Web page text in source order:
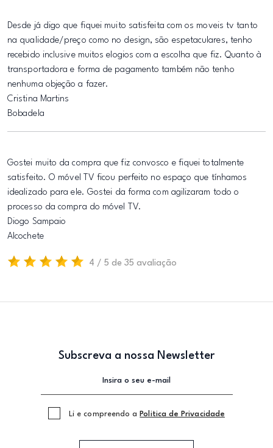
Desde já digo que fiquei muito satisfeita com os moveis tv tanto
na qualidade/preço como no design, são espetaculares, tenho
recebido inclusive muitos elogios com a escolha que fiz. Quanto à
transportadora e forma de pagamento também não tenho
nenhuma objeção a fazer.
Cristina Martins
Bobadela
Gostei muito da compra que fiz convosco e fiquei totalmente
satisfeito. O móvel TV ficou perfeito no espaço que tínhamos
idealizado para ele. Gostei da forma com agilizaram todo o
processo da compra do móvel TV.
Diogo Sampaio
Alcochete
4 / 5 de 35 avaliação
Subscreva a nossa Newsletter
Li e compreendo a Politica de Privacidade